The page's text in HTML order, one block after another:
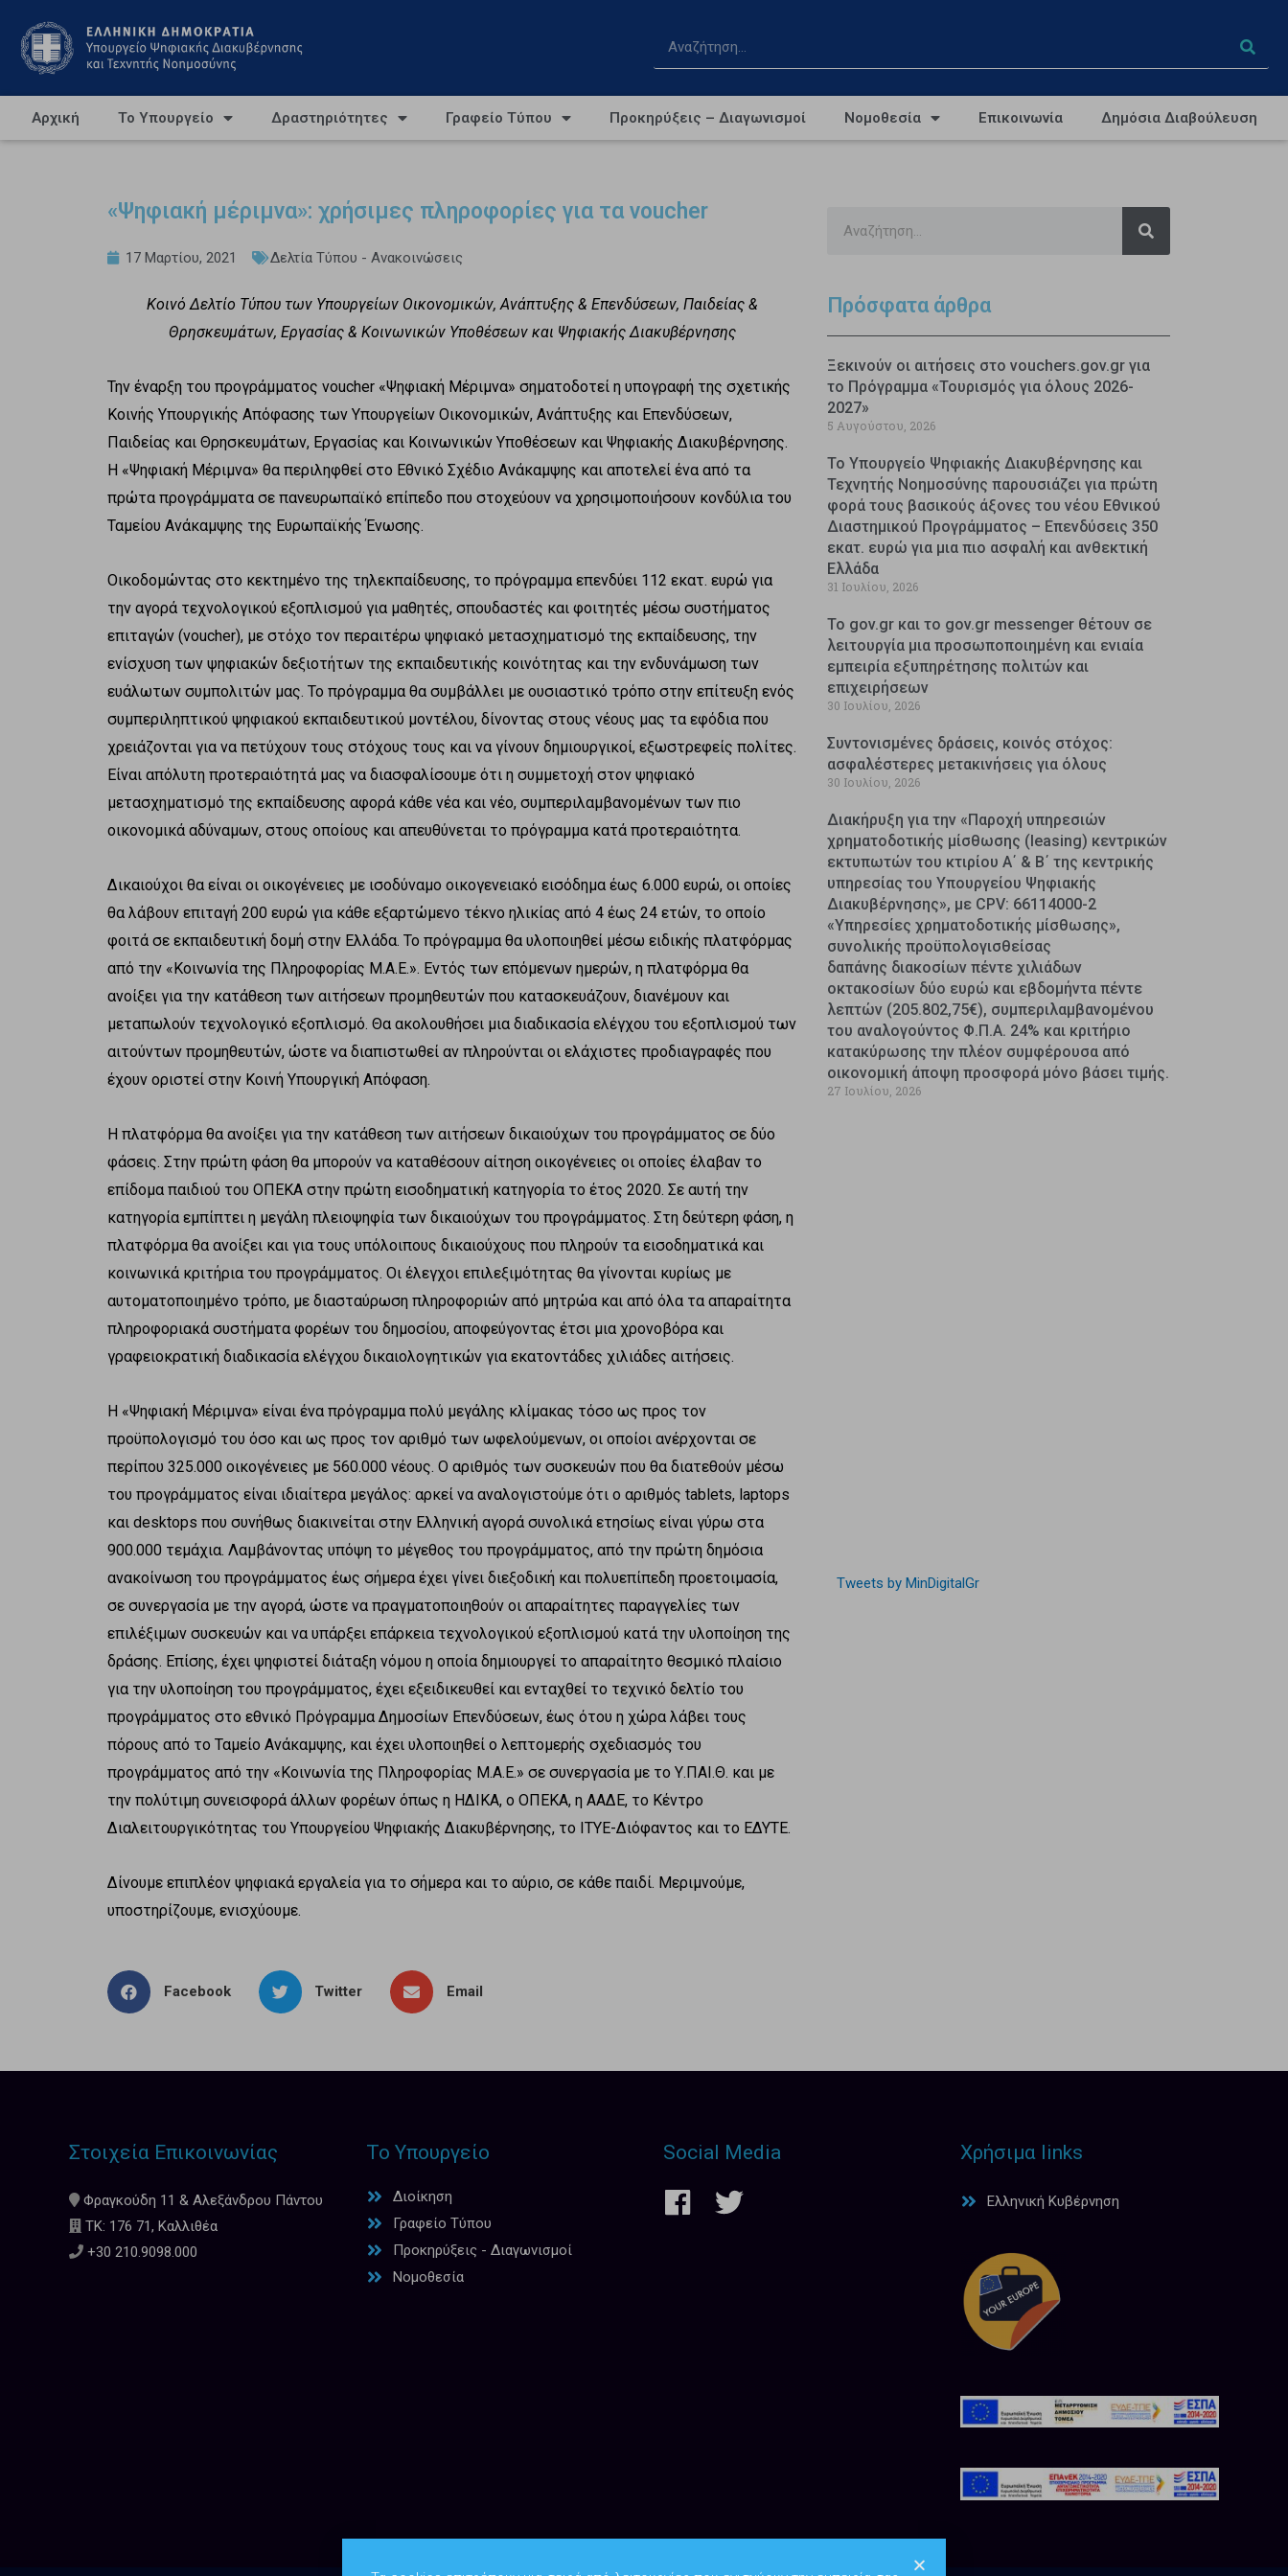
Αρχική Το Υπουργείο Δραστηριότητες Γραφείο Τύπου Προκηρύξεις – Διαγωνισμοί Νομοθεσία Επικοινωνία Δημόσια Διαβούλευση
«Ψηφιακή μέριμνα»: χρήσιμες πληροφορίες για τα voucher
17 Μαρτίου, 2021 Δελτία Τύπου - Ανακοινώσεις
Κοινό Δελτίο Τύπου των Υπουργείων Οικονομικών, Ανάπτυξης & Επενδύσεων, Παιδείας &
Θρησκευμάτων, Εργασίας & Κοινωνικών Υποθέσεων και Ψηφιακής Διακυβέρνησης
Την έναρξη του προγράμματος voucher «Ψηφιακή Μέριμνα» σηματοδοτεί η υπογραφή της σχετικής
Κοινής Υπουργικής Απόφασης των Υπουργείων Οικονομικών, Ανάπτυξης και Επενδύσεων,
Παιδείας και Θρησκευμάτων, Εργασίας και Κοινωνικών Υποθέσεων και Ψηφιακής Διακυβέρνησης.
Η «Ψηφιακή Μέριμνα» θα περιληφθεί στο Εθνικό Σχέδιο Ανάκαμψης και αποτελεί ένα από τα
πρώτα προγράμματα σε πανευρωπαϊκό επίπεδο που στοχεύουν να χρησιμοποιήσουν κονδύλια του
Ταμείου Ανάκαμψης της Ευρωπαϊκής Ένωσης.
Οικοδομώντας στο κεκτημένο της τηλεκπαίδευσης, το πρόγραμμα επενδύει 112 εκατ. ευρώ για
την αγορά τεχνολογικού εξοπλισμού για μαθητές, σπουδαστές και φοιτητές μέσω συστήματος
επιταγών (voucher), με στόχο τον περαιτέρω ψηφιακό μετασχηματισμό της εκπαίδευσης, την
ενίσχυση των ψηφιακών δεξιοτήτων της εκπαιδευτικής κοινότητας και την ενδυνάμωση των
ευάλωτων συμπολιτών μας. Το πρόγραμμα θα συμβάλλει με ουσιαστικό τρόπο στην επίτευξη ενός
συμπεριληπτικού ψηφιακού εκπαιδευτικού μοντέλου, δίνοντας στους νέους μας τα εφόδια που
χρειάζονται για να πετύχουν τους στόχους τους και να γίνουν δημιουργικοί, εξωστρεφείς πολίτες.
Είναι απόλυτη προτεραιότητά μας να διασφαλίσουμε ότι η συμμετοχή στον ψηφιακό
μετασχηματισμό της εκπαίδευσης αφορά κάθε νέα και νέο, συμπεριλαμβανομένων των πιο
οικονομικά αδύναμων, στους οποίους και απευθύνεται το πρόγραμμα κατά προτεραιότητα.
Δικαιούχοι θα είναι οι οικογένειες με ισοδύναμο οικογενειακό εισόδημα έως 6.000 ευρώ, οι οποίες
θα λάβουν επιταγή 200 ευρώ για κάθε εξαρτώμενο τέκνο ηλικίας από 4 έως 24 ετών, το οποίο
φοιτά σε εκπαιδευτική δομή στην Ελλάδα. Το πρόγραμμα θα υλοποιηθεί μέσω ειδικής πλατφόρμας
από την «Κοινωνία της Πληροφορίας Μ.Α.Ε.». Εντός των επόμενων ημερών, η πλατφόρμα θα
ανοίξει για την κατάθεση των αιτήσεων προμηθευτών που κατασκευάζουν, διανέμουν και
μεταπωλούν τεχνολογικό εξοπλισμό. Θα ακολουθήσει μια διαδικασία ελέγχου του εξοπλισμού των
αιτούντων προμηθευτών, ώστε να διαπιστωθεί αν πληρούνται οι ελάχιστες προδιαγραφές που
έχουν οριστεί στην Κοινή Υπουργική Απόφαση.
Η πλατφόρμα θα ανοίξει για την κατάθεση των αιτήσεων δικαιούχων του προγράμματος σε δύο
φάσεις. Στην πρώτη φάση θα μπορούν να καταθέσουν αίτηση οικογένειες οι οποίες έλαβαν το
επίδομα παιδιού του ΟΠΕΚΑ στην πρώτη εισοδηματική κατηγορία το έτος 2020. Σε αυτή την
κατηγορία εμπίπτει η μεγάλη πλειοψηφία των δικαιούχων του προγράμματος. Στη δεύτερη φάση, η
πλατφόρμα θα ανοίξει και για τους υπόλοιπους δικαιούχους που πληρούν τα εισοδηματικά και
κοινωνικά κριτήρια του προγράμματος. Oι έλεγχοι επιλεξιμότητας θα γίνονται κυρίως με
αυτοματοποιημένο τρόπο, με διασταύρωση πληροφοριών από μητρώα και από όλα τα απαραίτητα
πληροφοριακά συστήματα φορέων του δημοσίου, αποφεύγοντας έτσι μια χρονοβόρα και
γραφειοκρατική διαδικασία ελέγχου δικαιολογητικών για εκατοντάδες χιλιάδες αιτήσεις.
Η «Ψηφιακή Μέριμνα» είναι ένα πρόγραμμα πολύ μεγάλης κλίμακας τόσο ως προς τον
προϋπολογισμό του όσο και ως προς τον αριθμό των ωφελούμενων, οι οποίοι ανέρχονται σε
περίπου 325.000 οικογένειες με 560.000 νέους. Ο αριθμός των συσκευών που θα διατεθούν μέσω
του προγράμματος είναι ιδιαίτερα μεγάλος: αρκεί να αναλογιστούμε ότι ο αριθμός tablets, laptops
και desktops που συνήθως διακινείται στην Ελληνική αγορά συνολικά ετησίως είναι γύρω στα
900.000 τεμάχια. Λαμβάνοντας υπόψη το μέγεθος του προγράμματος, από την πρώτη δημόσια
ανακοίνωση του προγράμματος έως σήμερα έχει γίνει διεξοδική και πολυεπίπεδη προετοιμασία,
σε συνεργασία με την αγορά, ώστε να πραγματοποιηθούν οι απαραίτητες παραγγελίες των
επιλέξιμων συσκευών και να υπάρξει επάρκεια τεχνολογικού εξοπλισμού κατά την υλοποίηση της
δράσης. Επίσης, έχει ψηφιστεί διάταξη νόμου η οποία δημιουργεί το απαραίτητο θεσμικό πλαίσιο
για την υλοποίηση του προγράμματος, έχει εξειδικευθεί και ενταχθεί το τεχνικό δελτίο του
προγράμματος στο εθνικό Πρόγραμμα Δημοσίων Επενδύσεων, έως ότου η χώρα λάβει τους
πόρους από το Ταμείο Ανάκαμψης, και έχει υλοποιηθεί ο λεπτομερής σχεδιασμός του
προγράμματος από την «Κοινωνία της Πληροφορίας M.A.E.» σε συνεργασία με το Υ.ΠΑΙ.Θ. και με
την πολύτιμη συνεισφορά άλλων φορέων όπως η ΗΔΙΚΑ, ο ΟΠΕΚΑ, η ΑΑΔΕ, το Κέντρο
Διαλειτουργικότητας του Υπουργείου Ψηφιακής Διακυβέρνησης, το ΙΤΥΕ-Διόφαντος και το ΕΔΥΤΕ.
Δίνουμε επιπλέον ψηφιακά εργαλεία για το σήμερα και το αύριο, σε κάθε παιδί. Μεριμνούμε,
υποστηρίζουμε, ενισχύουμε.
Facebook Twitter Email
Πρόσφατα άρθρα
Ξεκινούν οι αιτήσεις στο vouchers.gov.gr για
το Πρόγραμμα «Τουρισμός για όλους 2026-
2027»
5 Αυγούστου, 2026
Το Υπουργείο Ψηφιακής Διακυβέρνησης και
Τεχνητής Νοημοσύνης παρουσιάζει για πρώτη
φορά τους βασικούς άξονες του νέου Εθνικού
Διαστημικού Προγράμματος – Επενδύσεις 350
εκατ. ευρώ για μια πιο ασφαλή και ανθεκτική
Ελλάδα
31 Ιουλίου, 2026
Το gov.gr και το gov.gr messenger θέτουν σε
λειτουργία μια προσωποποιημένη και ενιαία
εμπειρία εξυπηρέτησης πολιτών και
επιχειρήσεων
30 Ιουλίου, 2026
Συντονισμένες δράσεις, κοινός στόχος:
ασφαλέστερες μετακινήσεις για όλους
30 Ιουλίου, 2026
Διακήρυξη για την «Παροχή υπηρεσιών
χρηματοδοτικής μίσθωσης (leasing) κεντρικών
εκτυπωτών του κτιρίου Α΄ & Β΄ της κεντρικής
υπηρεσίας του Υπουργείου Ψηφιακής
Διακυβέρνησης», με CPV: 66114000-2
«Υπηρεσίες χρηματοδοτικής μίσθωσης»,
συνολικής προϋπολογισθείσας
δαπάνης διακοσίων πέντε χιλιάδων
οκτακοσίων δύο ευρώ και εβδομήντα πέντε
λεπτών (205.802,75€), συμπεριλαμβανομένου
του αναλογούντος Φ.Π.Α. 24% και κριτήριο
κατακύρωσης την πλέον συμφέρουσα από
οικονομική άποψη προσφορά μόνο βάσει τιμής.
27 Ιουλίου, 2026
Tweets by MinDigitalGr
Στοιχεία Επικοινωνίας
Φραγκούδη 11 & Αλεξάνδρου Πάντου
ΤΚ: 176 71, Καλλιθέα
+30 210.9098.000
Το Υπουργείο
Διοίκηση
Γραφείο Τύπου
Προκηρύξεις - Διαγωνισμοί
Νομοθεσία
Social Media Χρήσιμα links
Ελληνική Κυβέρνηση